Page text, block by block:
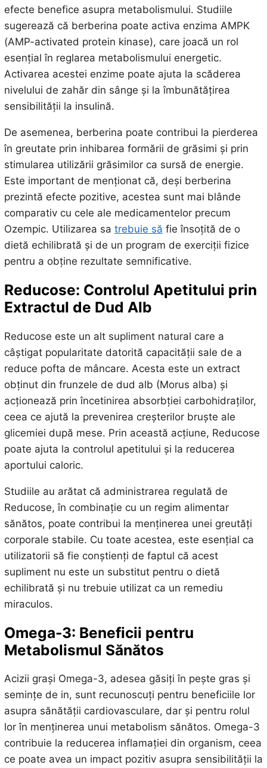
efecte benefice asupra metabolismului. Studiile
sugerează că berberina poate activa enzima AMPK
(AMP-activated protein kinase), care joacă un rol
esențial în reglarea metabolismului energetic.
Activarea acestei enzime poate ajuta la scăderea
nivelului de zahăr din sânge și la îmbunătățirea
sensibilității la insulină.
De asemenea, berberina poate contribui la pierderea
în greutate prin inhibarea formării de grăsimi și prin
stimularea utilizării grăsimilor ca sursă de energie.
Este important de menționat că, deși berberina
prezintă efecte pozitive, acestea sunt mai blânde
comparativ cu cele ale medicamentelor precum
Ozempic. Utilizarea sa trebuie să fie însoțită de o
dietă echilibrată și de un program de exerciții fizice
pentru a obține rezultate semnificative.
Reducose: Controlul Apetitului prin
Extractul de Dud Alb
Reducose este un alt supliment natural care a
câștigat popularitate datorită capacității sale de a
reduce pofta de mâncare. Acesta este un extract
obținut din frunzele de dud alb (Morus alba) și
acționează prin încetinirea absorbției carbohidraților,
ceea ce ajută la prevenirea creșterilor bruște ale
glicemiei după mese. Prin această acțiune, Reducose
poate ajuta la controlul apetitului și la reducerea
aportului caloric.
Studiile au arătat că administrarea regulată de
Reducose, în combinație cu un regim alimentar
sănătos, poate contribui la menținerea unei greutăți
corporale stabile. Cu toate acestea, este esențial ca
utilizatorii să fie conștienți de faptul că acest
supliment nu este un substitut pentru o dietă
echilibrată și nu trebuie utilizat ca un remediu
miraculos.
Omega-3: Beneficii pentru
Metabolismul Sănătos
Acizii grași Omega-3, adesea găsiți în pește gras și
semințe de in, sunt recunoscuți pentru beneficiile lor
asupra sănătății cardiovasculare, dar și pentru rolul
lor în menținerea unui metabolism sănătos. Omega-3
contribuie la reducerea inflamației din organism, ceea
ce poate avea un impact pozitiv asupra sensibilității la